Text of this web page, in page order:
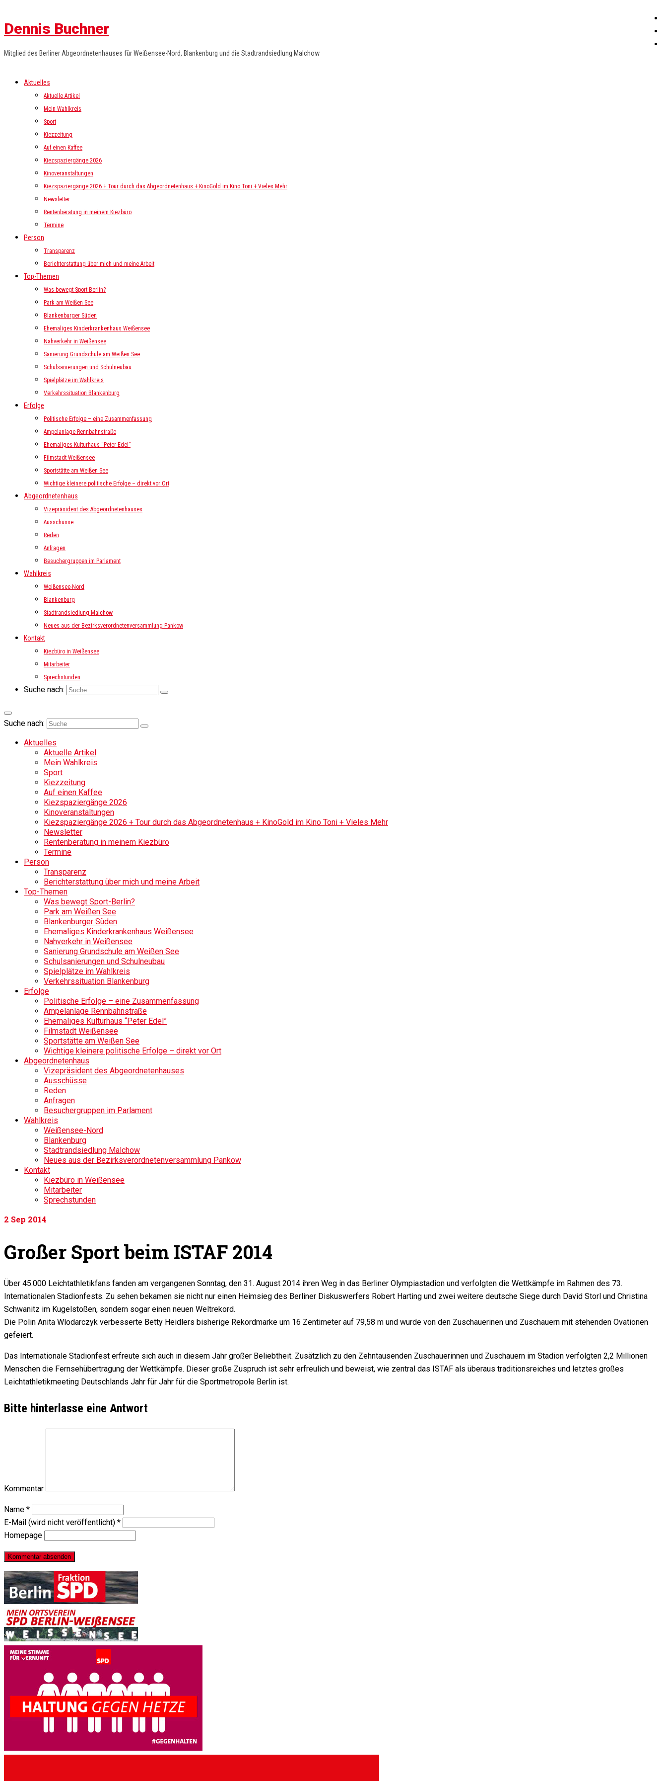
Dennis Buchner
Mitglied des Berliner Abgeordnetenhauses für Weißensee-Nord, Blankenburg und die Stadtrandsiedlung Malchow
Aktuelles
Aktuelle Artikel
Mein Wahlkreis
Sport
Kiezzeitung
Auf einen Kaffee
Kiezspaziergänge 2026
Kinoveranstaltungen
Kiezspaziergänge 2026 + Tour durch das Abgeordnetenhaus + KinoGold im Kino Toni + Vieles Mehr
Newsletter
Rentenberatung in meinem Kiezbüro
Termine
Person
Transparenz
Berichterstattung über mich und meine Arbeit
Top-Themen
Was bewegt Sport-Berlin?
Park am Weißen See
Blankenburger Süden
Ehemaliges Kinderkrankenhaus Weißensee
Nahverkehr in Weißensee
Sanierung Grundschule am Weißen See
Schulsanierungen und Schulneubau
Spielplätze im Wahlkreis
Verkehrssituation Blankenburg
Erfolge
Politische Erfolge – eine Zusammenfassung
Ampelanlage Rennbahnstraße
Ehemaliges Kulturhaus “Peter Edel”
Filmstadt Weißensee
Sportstätte am Weißen See
Wichtige kleinere politische Erfolge – direkt vor Ort
Abgeordnetenhaus
Vizepräsident des Abgeordnetenhauses
Ausschüsse
Reden
Anfragen
Besuchergruppen im Parlament
Wahlkreis
Weißensee-Nord
Blankenburg
Stadtrandsiedlung Malchow
Neues aus der Bezirksverordnetenversammlung Pankow
Kontakt
Kiezbüro in Weißensee
Mitarbeiter
Sprechstunden
Suche nach:
Suche nach:
Aktuelles
Aktuelle Artikel
Mein Wahlkreis
Sport
Kiezzeitung
Auf einen Kaffee
Kiezspaziergänge 2026
Kinoveranstaltungen
Kiezspaziergänge 2026 + Tour durch das Abgeordnetenhaus + KinoGold im Kino Toni + Vieles Mehr
Newsletter
Rentenberatung in meinem Kiezbüro
Termine
Person
Transparenz
Berichterstattung über mich und meine Arbeit
Top-Themen
Was bewegt Sport-Berlin?
Park am Weißen See
Blankenburger Süden
Ehemaliges Kinderkrankenhaus Weißensee
Nahverkehr in Weißensee
Sanierung Grundschule am Weißen See
Schulsanierungen und Schulneubau
Spielplätze im Wahlkreis
Verkehrssituation Blankenburg
Erfolge
Politische Erfolge – eine Zusammenfassung
Ampelanlage Rennbahnstraße
Ehemaliges Kulturhaus “Peter Edel”
Filmstadt Weißensee
Sportstätte am Weißen See
Wichtige kleinere politische Erfolge – direkt vor Ort
Abgeordnetenhaus
Vizepräsident des Abgeordnetenhauses
Ausschüsse
Reden
Anfragen
Besuchergruppen im Parlament
Wahlkreis
Weißensee-Nord
Blankenburg
Stadtrandsiedlung Malchow
Neues aus der Bezirksverordnetenversammlung Pankow
Kontakt
Kiezbüro in Weißensee
Mitarbeiter
Sprechstunden
2 Sep 2014
Großer Sport beim ISTAF 2014
Über 45.000 Leichtathletikfans fanden am vergangenen Sonntag, den 31. August 2014 ihren Weg in das Berliner Olympiastadion und verfolgten die Wettkämpfe im Rahmen des 73.
Internationalen Stadionfests. Zu sehen bekamen sie nicht nur einen Heimsieg des Berliner Diskuswerfers Robert Harting und zwei weitere deutsche Siege durch David Storl und Christina
Schwanitz im Kugelstoßen, sondern sogar einen neuen Weltrekord.
Die Polin Anita Wlodarczyk verbesserte Betty Heidlers bisherige Rekordmarke um 16 Zentimeter auf 79,58 m und wurde von den Zuschauerinen und Zuschauern mit stehenden Ovationen
gefeiert.
Das Internationale Stadionfest erfreute sich auch in diesem Jahr großer Beliebtheit. Zusätzlich zu den Zehntausenden Zuschauerinnen und Zuschauern im Stadion verfolgten 2,2 Millionen
Menschen die Fernsehübertragung der Wettkämpfe. Dieser große Zuspruch ist sehr erfreulich und beweist, wie zentral das ISTAF als überaus traditionsreiches und letztes großes
Leichtathletikmeeting Deutschlands Jahr für Jahr für die Sportmetropole Berlin ist.
Bitte hinterlasse eine Antwort
Kommentar
Name *
E-Mail (wird nicht veröffentlicht) *
Homepage